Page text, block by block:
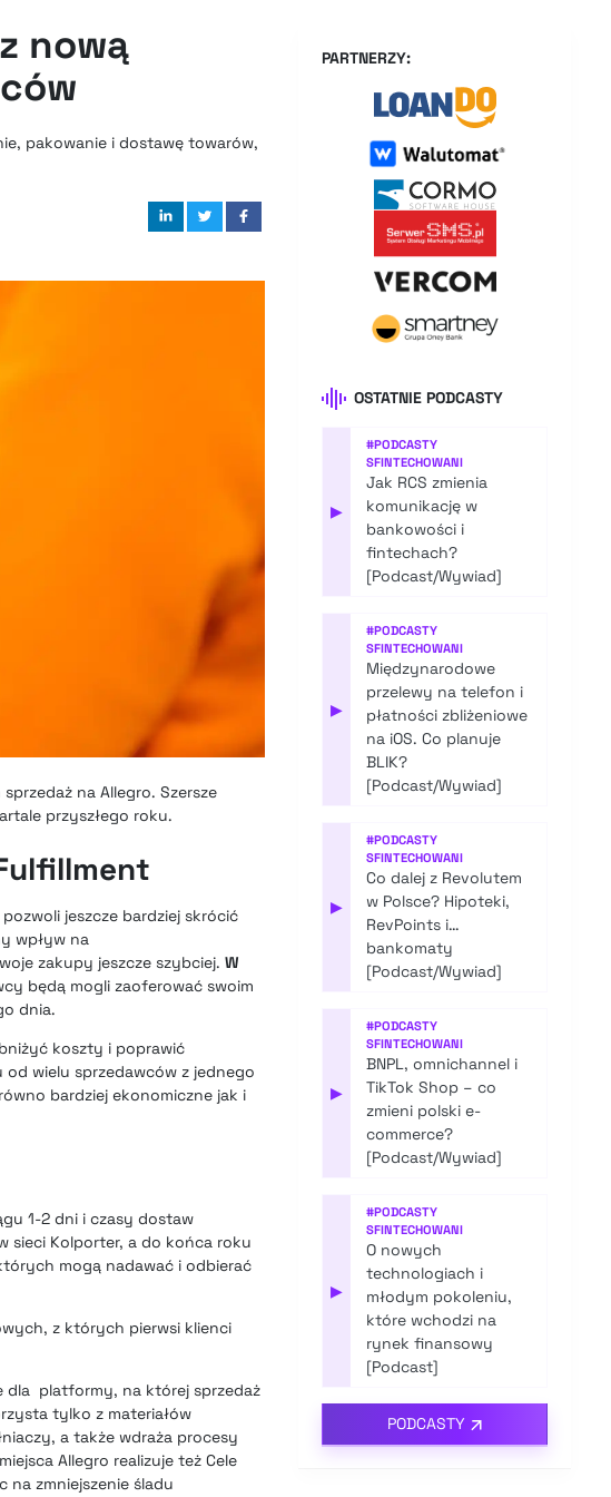
nową
pakowanie i dostawę towarów,
na Allegro. Szersze
przyszłego roku.
jeszcze bardziej skrócić
wpływ na
zakupy jeszcze szybciej. W
będą mogli zaoferować swoim
dnia.
koszty i poprawić
wielu sprzedawców z jednego
bardziej ekonomiczne jak i
1-2 dni i czasy dostaw
sieci Kolporter, a do końca roku
mogą nadawać i odbierać
, z których pierwsi klienci
dla platformy, na której sprzedaż
tylko z materiałów
a także wdraża procesy
Allegro realizuje też Cele
zmniejszenie śladu
PARTNERZY:
OSTATNIE PODCASTY
▶
#PODCASTY
SFINTECHOWANI
Jak RCS zmienia
komunikację w
bankowości i
fintechach?
[Podcast/Wywiad]
▶
#PODCASTY
SFINTECHOWANI
Międzynarodowe
przelewy na telefon i
płatności zbliżeniowe
na iOS. Co planuje
BLIK?
[Podcast/Wywiad]
▶
#PODCASTY
SFINTECHOWANI
Co dalej z Revolutem
w Polsce? Hipoteki,
RevPoints i…
bankomaty
[Podcast/Wywiad]
▶
#PODCASTY
SFINTECHOWANI
BNPL, omnichannel i
TikTok Shop – co
zmieni polski e-
commerce?
[Podcast/Wywiad]
▶
#PODCASTY
SFINTECHOWANI
O nowych
technologiach i
młodym pokoleniu,
które wchodzi na
rynek finansowy
[Podcast]
PODCASTY